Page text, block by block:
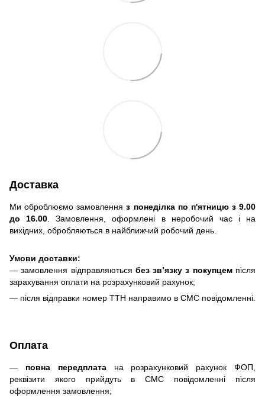
Доставка
Ми оброблюємо замовленняз понеділка по п'ятницю з 9.00
до 16.00. Замовлення, оформлені в неробочий час і на
вихідних, обробляються в найближчий робочий день.
Умови доставки:
— замовлення відправляються без зв’язку з покупцемпісля
зарахування оплати на розрахунковий рахунок;
— після відправки номер ТТН направимо в СМС повідомленні.
Оплата
— повна передплатана розрахунковий рахунок ФОП,
реквізити якого прийдуть в СМС повідомленні після
оформлення замовлення;